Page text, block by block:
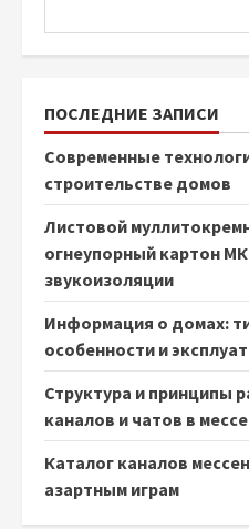
ПОСЛЕДНИЕ ЗАПИСИ
Современные
строительстве домов
Листовой
огнеупорный картон
звукоизоляции
Информация о домах:
особенности и
Структура и принципы
каналов и чатов в
Каталог каналов
азартным играм